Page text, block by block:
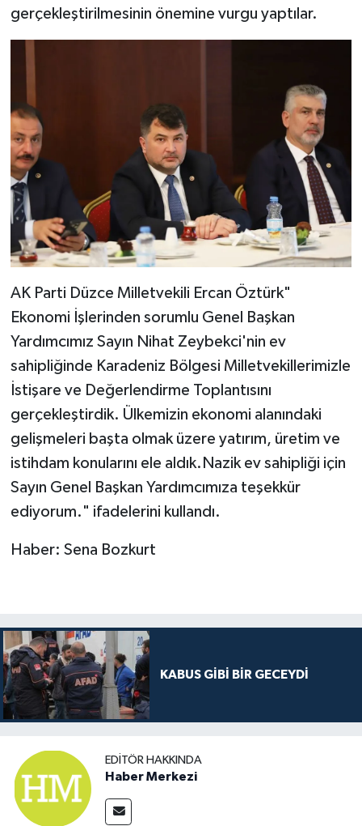
gerçekleştirilmesinin önemine vurgu yaptılar.
AK Parti Düzce Milletvekili Ercan Öztürk"
Ekonomi İşlerinden sorumlu Genel Başkan
Yardımcımız Sayın Nihat Zeybekci'nin ev
sahipliğinde Karadeniz Bölgesi Milletvekillerimizle
İstişare ve Değerlendirme Toplantısını
gerçekleştirdik. Ülkemizin ekonomi alanındaki
gelişmeleri başta olmak üzere yatırım, üretim ve
istihdam konularını ele aldık.Nazik ev sahipliği için
Sayın Genel Başkan Yardımcımıza teşekkür
ediyorum." ifadelerini kullandı.
Haber: Sena Bozkurt
KABUS GİBİ BİR GECEYDİ
EDITÖR HAKKINDA
Haber Merkezi